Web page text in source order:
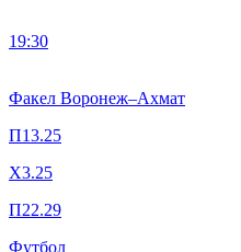
19:30
Факел Воронеж–Ахмат
П13.25
X3.25
П22.29
Футбол